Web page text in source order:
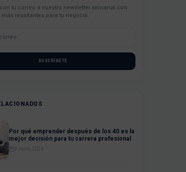
tu correo a nuestro newsletter semanal con
resaltantes para tu negocio.
SUSCRÍBETE
Por qué emprender después de los 40 es la
mejor decisión para tu carrera profesional
2 junio, 2026